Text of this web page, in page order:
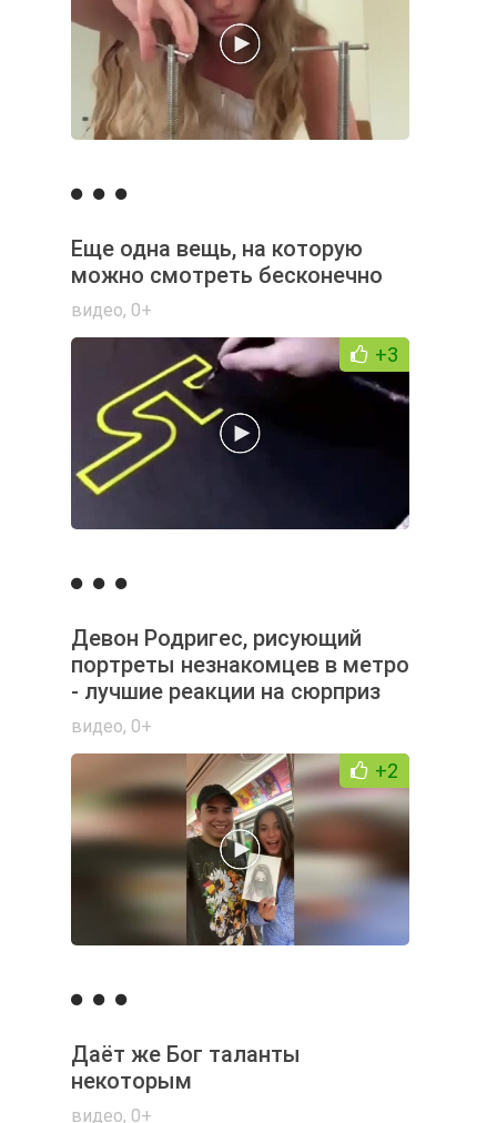
Еще одна вещь, на которую
можно смотреть бесконечно
видео, 0+
+3
Девон Родригес, рисующий
портреты незнакомцев в метро
- лучшие реакции на сюрприз
видео, 0+
+2
Даёт же Бог таланты
некоторым
видео, 0+